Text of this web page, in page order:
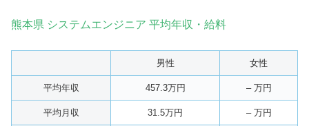
熊本県 システムエンジニア 平均年収・給料
男性 女性
平均年収 457.3万円 – 万円
平均月収 31.5万円 – 万円